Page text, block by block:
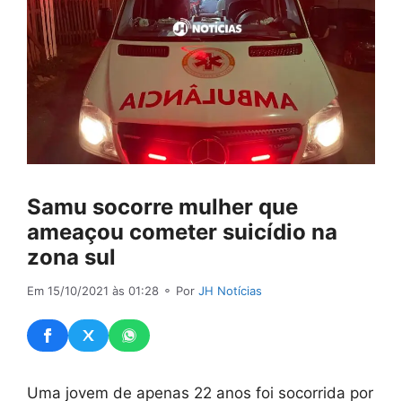
Samu socorre mulher que
ameaçou cometer suicídio na
zona sul
Em 15/10/2021 às 01:28 ⚬ Por JH Notícias
Uma jovem de apenas 22 anos foi socorrida por